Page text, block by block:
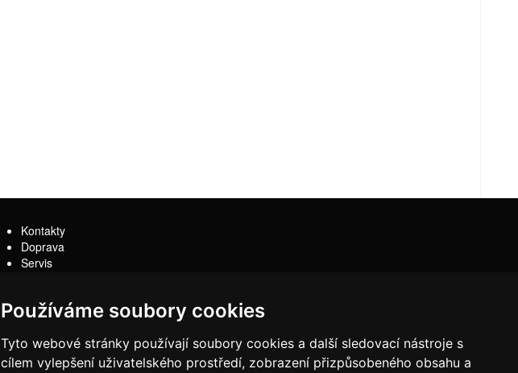
Používáme soubory cookies
Tyto webové stránky používají soubory cookies a další sledovací nástroje s
cílem vylepšení uživatelského prostředí, zobrazení přizpůsobeného obsahu a
Kontakty
Doprava
Servis